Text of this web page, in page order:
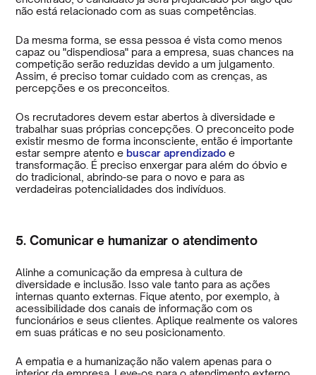
não está relacionado com as suas competências.
Da mesma forma, se essa pessoa é vista como menos
capaz ou "dispendiosa" para a empresa, suas chances na
competição serão reduzidas devido a um julgamento.
Assim, é preciso tomar cuidado com as crenças, as
percepções e os preconceitos.
Os recrutadores devem estar abertos à diversidade e
trabalhar suas próprias concepções. O preconceito pode
existir mesmo de forma inconsciente, então é importante
estar sempre atento e buscar aprendizado e
transformação. É preciso enxergar para além do óbvio e
do tradicional, abrindo-se para o novo e para as
verdadeiras potencialidades dos indivíduos.
5. Comunicar e humanizar o atendimento
Alinhe a comunicação da empresa à cultura de
diversidade e inclusão. Isso vale tanto para as ações
internas quanto externas. Fique atento, por exemplo, à
acessibilidade dos canais de informação com os
funcionários e seus clientes. Aplique realmente os valores
em suas práticas e no seu posicionamento.
A empatia e a humanização não valem apenas para o